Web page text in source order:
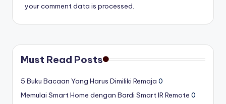
your comment data is processed.
Must Read Posts
5 Buku Bacaan Yang Harus Dimiliki Remaja 0
Memulai Smart Home dengan Bardi Smart IR Remote 0